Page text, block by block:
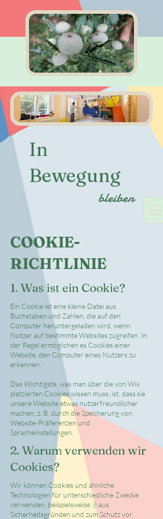
In
Bewegung
bleiben
COOKIE-
RICHTLINIE
1. Was ist ein Cookie?
Ein Cookie ist eine kleine Datei aus
Buchstaben und Zahlen, die auf den
Computer heruntergeladen wird, wenn
Nutzer auf bestimmte Websites zugreifen. In
der Regel ermöglichen es Cookies einer
Website, den Computer eines Nutzers zu
erkennen.
Das Wichtigste, was man über die von Wix
platzierten Cookies wissen muss, ist, dass sie
unsere Website etwas nutzerfreundlicher
machen, z. B. durch die Speicherung von
Website-Präferenzen und
Spracheinstellungen.
2. Warum verwenden wir
Cookies?
Wir können Cookies und ähnliche
Technologien für unterschiedliche Zwecke
verwenden, beispielsweise: i) aus
Sicherheitsgründen und zum Schutz vor